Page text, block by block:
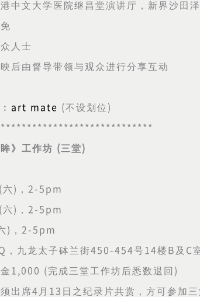
中文大学医院继昌堂演讲厅，新界沙田
人士
后由督导带领与观众进行分享互动
art mate (不设划位 )
》工作坊 (三堂)
( 六) ， 2-5pm
( 六) ， 2-5pm
) ， 2-5pm
，九龙太子砵兰街450-454号 14楼 B 及 C
1,000 ( 完成三堂工作坊后悉数退回 )
出席4 月 13 日之纪录片共赏，方可参加三